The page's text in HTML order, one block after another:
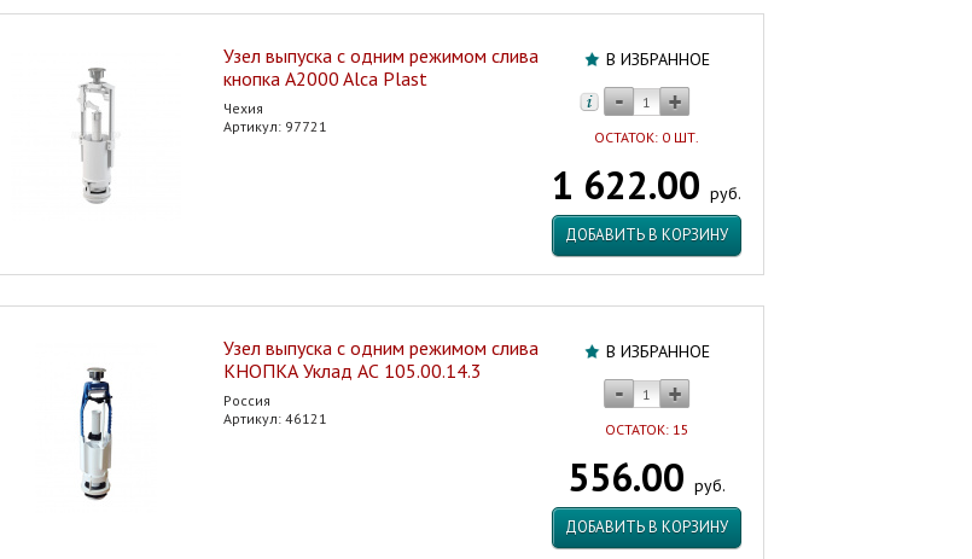
В ИЗБРАННОЕ
ОСТАТОК: 0 ШТ.
1 622.00 руб.
ДОБАВИТЬ В КОРЗИНУ
Узел выпуска с одним режимом слива
кнопка A2000 Alca Plast
Чехия
Артикул: 97721
В ИЗБРАННОЕ
ОСТАТОК: 15
556.00 руб.
ДОБАВИТЬ В КОРЗИНУ
Узел выпуска с одним режимом слива
КНОПКА Уклад АС 105.00.14.3
Россия
Артикул: 46121